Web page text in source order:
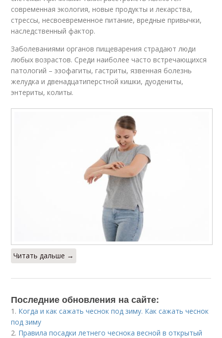
современная экология, новые продукты и лекарства,
стрессы, несвоевременное питание, вредные привычки,
наследственный фактор.
Заболеваниями органов пищеварения страдают люди
любых возрастов. Среди наиболее часто встречающихся
патологий – эзофагиты, гастриты, язвенная болезнь
желудка и двенадцатиперстной кишки, дуодениты,
энтериты, колиты.
Читать дальше →
Последние обновления на сайте:
1. Когда и как сажать чеснок под зиму. Как сажать чеснок
под зиму
2. Правила посадки летнего чеснока весной в открытый